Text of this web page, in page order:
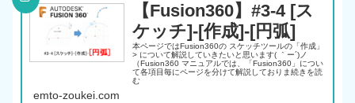
【Fusion360】#3-4 [ス
ケッチ]-[作成]-[円弧]
本ページではFusion360の スケッチツールの「作成」
> について解説していきたいと思います( ｀ー´)ノ
（Fusion360 マニュアルでは、「Fusion360」につい
て各項目毎にページを分けて解説しておりま続きを読
む
emto-zoukei.com